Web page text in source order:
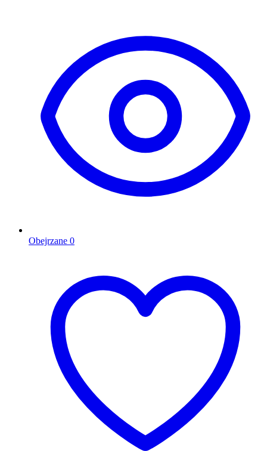
Obejrzane 0